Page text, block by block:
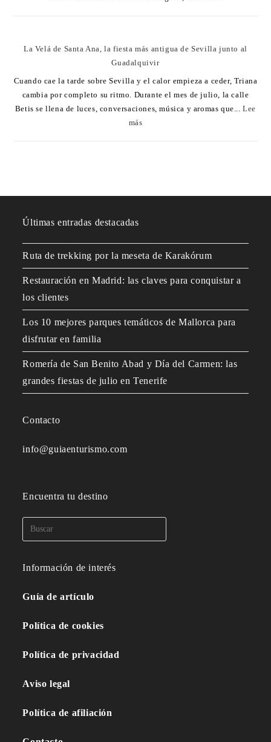
La Velá de Santa Ana, la fiesta más antigua de Sevilla junto al
Guadalquivir
Cuando cae la tarde sobre Sevilla y el calor empieza a ceder, Triana
cambia por completo su ritmo. Durante el mes de julio, la calle
Betis se llena de luces, conversaciones, música y aromas que...Lee
más
Últimas entradas destacadas
Ruta de trekking por la meseta de Karakórum
Restauración en Madrid: las claves para conquistar a
los clientes
Los 10 mejores parques temáticos de Mallorca para
disfrutar en familia
Romería de San Benito Abad y Día del Carmen: las
grandes fiestas de julio en Tenerife
Contacto
info@guiaenturismo.com
Encuentra tu destino
Información de interés
Guía de artículo
Política de cookies
Política de privacidad
Aviso legal
Política de afiliación